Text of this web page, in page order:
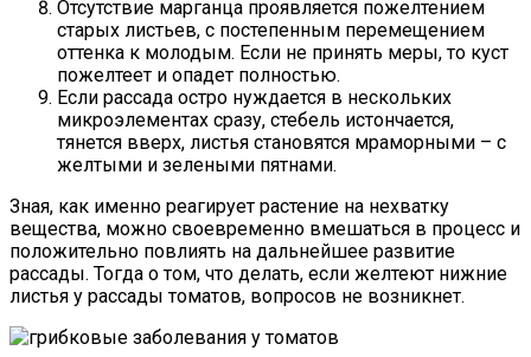
Отсутствие марганца проявляется пожелтением
старых листьев, с постепенным перемещением
оттенка к молодым. Если не принять меры, то куст
пожелтеет и опадет полностью.
Если рассада остро нуждается в нескольких
микроэлементах сразу, стебель истончается,
тянется вверх, листья становятся мраморными – с
желтыми и зелеными пятнами.
Зная, как именно реагирует растение на нехватку
вещества, можно своевременно вмешаться в процесс и
положительно повлиять на дальнейшее развитие
рассады. Тогда о том, что делать, если желтеют нижние
листья у рассады томатов, вопросов не возникнет.